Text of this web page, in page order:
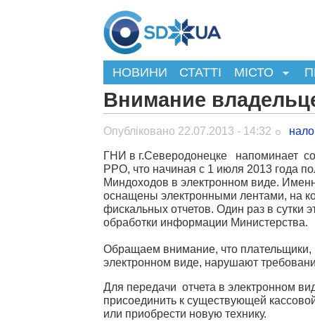
НОВИНИ СТАТТІ МІСТО
Внимание
Опубліковано 22.07.2013 - 14:32
ГНИ в г.Северодонецке напоминает
РРО, что начиная с 1 июля 2013 года
Миндоходов в электронном виде.
оснащены электронными лентами, на
фискальных отчетов. Один раз в сутки
обработки информации Министерства.
Обращаем внимание, что
электронном виде, нарушают
Для передачи отчета в электронном
присоединить к существующей
или приобрести новую технику.